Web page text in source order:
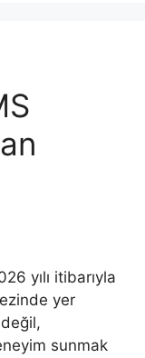
yılı itibarıyla
yer
sunmak